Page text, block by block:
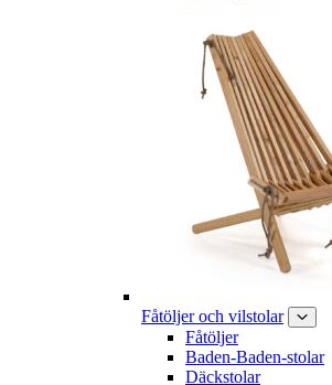
Fåtöljer och vilstolar
Fåtöljer
Baden-Baden-stolar
Däckstolar